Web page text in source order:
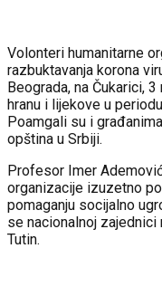
Volonteri humanitarne
razbuktavanja korona
Beograda, na Čukarici,
hranu i lijekove u
Poamgali su i
opština u Srbiji.
Profesor Imer
organizacije izuzetno
pomaganju socijalno
se nacionalnoj zajednici
Tutin.